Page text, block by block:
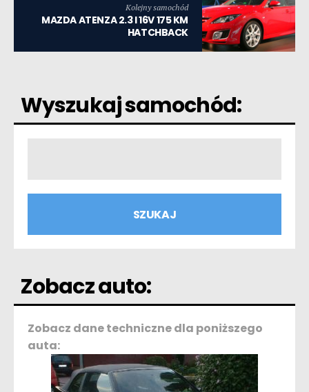
Kolejny samochód
MAZDA ATENZA 2.3 I 16V 175 KM
HATCHBACK
Wyszukaj samochód:
Zobacz auto:
Zobacz dane techniczne dla poniższego
auta: